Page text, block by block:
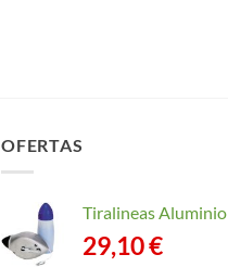
OFERTAS
Tiralineas
29,10€